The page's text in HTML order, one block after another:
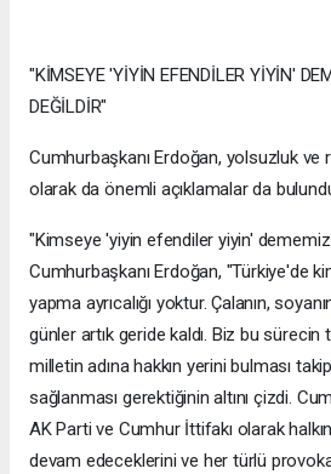
"KİMSEYE 'YİYİN EFENDİLER YİYİN'
DEĞİLDİR"
Cumhurbaşkanı Erdoğan, yolsuzluk ve
olarak da önemli açıklamalar da
"Kimseye 'yiyin efendiler yiyin'
Cumhurbaşkanı Erdoğan, "Türkiye'de
yapma ayrıcalığı yoktur. Çalanın,
günler artık geride kaldı. Biz bu sürecin
milletin adına hakkın yerini bulması
sağlanması gerektiğinin altını çizdi.
AK Parti ve Cumhur İttifakı olarak
devam edeceklerini ve her türlü